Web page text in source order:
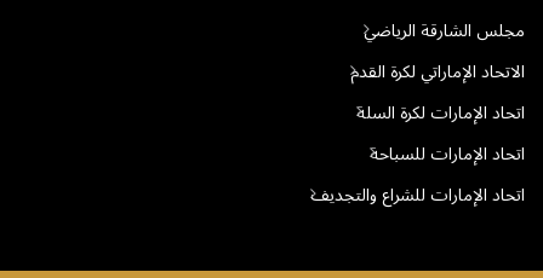
مجلس الشارقة الرياضي
الاتحاد الإماراتي لكرة القدم
اتحاد الإمارات لكرة السلة
اتحاد الإمارات للسباحة
اتحاد الإمارات للشراع والتجديف